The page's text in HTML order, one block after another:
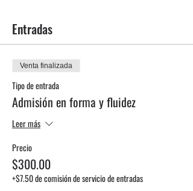
Entradas
Venta finalizada
Tipo de entrada
Admisión en forma y fluidez
Leer más
Precio
$300.00
+$7.50 de comisión de servicio de entradas